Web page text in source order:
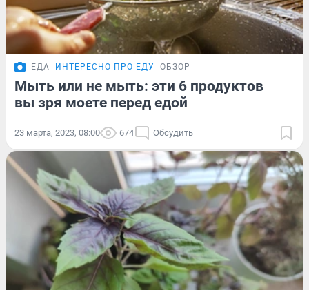
ЕДА ИНТЕРЕСНО ПРО ЕДУ ОБЗОР
Мыть или не мыть: эти 6 продуктов
вы зря моете перед едой
23 марта, 2023, 08:00 674 Обсудить